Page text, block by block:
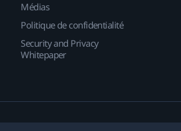
Médias
Politique de confidentialité
Security and Privacy
Whitepaper